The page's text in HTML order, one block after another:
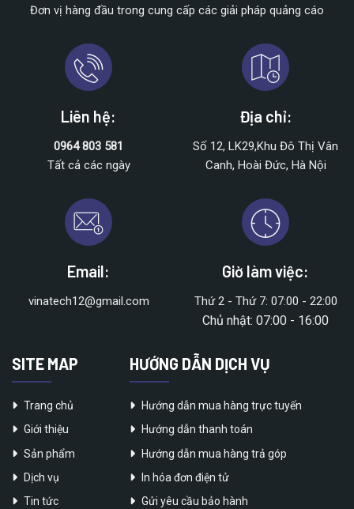
Đơn vị hàng đầu trong cung cấp các giải pháp quảng cáo
Liên hệ:
0964 803 581
Tất cả các ngày
Địa chỉ:
Số 12, LK29,Khu Đô Thị Vân
Canh, Hoài Đức, Hà Nội
Email:
vinatech12@gmail.com
Giờ làm việc:
Thứ 2 - Thứ 7: 07:00 - 22:00
Chủ nhật: 07:00 - 16:00
SITE MAP
Trang chủ
Giới thiệu
Sản phẩm
Dịch vụ
Tin tức
HƯỚNG DẪN DỊCH VỤ
Hướng dẫn mua hàng trực tuyến
Hướng dẫn thanh toán
Hướng dẫn mua hàng trả góp
In hóa đơn điện tử
Gửi yêu cầu bảo hành